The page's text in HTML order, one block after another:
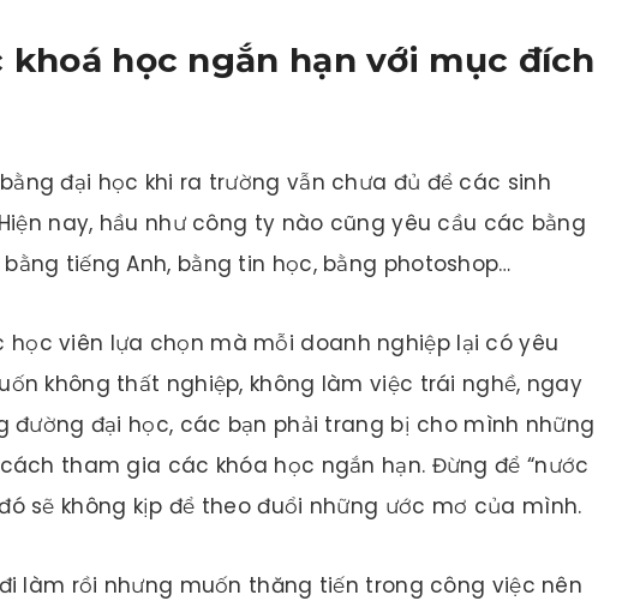
khoá học ngắn hạn với mục đích
đại học khi ra trường vẫn chưa đủ để các sinh
nay, hầu như công ty nào cũng yêu cầu các bằng
tiếng Anh, bằng tin học, bằng photoshop…
học viên lựa chọn mà mỗi doanh nghiệp lại có yêu
không thất nghiệp, không làm việc trái nghề, ngay
đường đại học, các bạn phải trang bị cho mình những
tham gia các khóa học ngắn hạn. Đừng để “nước
sẽ không kịp để theo đuổi những ước mơ của mình.
làm rồi nhưng muốn thăng tiến trong công việc nên